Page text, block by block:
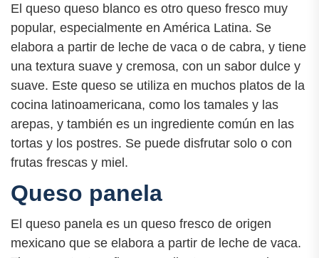
El queso queso blanco es otro queso fresco muy
popular, especialmente en América Latina. Se
elabora a partir de leche de vaca o de cabra, y tiene
una textura suave y cremosa, con un sabor dulce y
suave. Este queso se utiliza en muchos platos de la
cocina latinoamericana, como los tamales y las
arepas, y también es un ingrediente común en las
tortas y los postres. Se puede disfrutar solo o con
frutas frescas y miel.
Queso panela
El queso panela es un queso fresco de origen
mexicano que se elabora a partir de leche de vaca.